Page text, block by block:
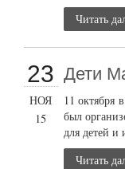
Читать
23
НОЯ
15
Дети
11 октября
был
для детей
Читать